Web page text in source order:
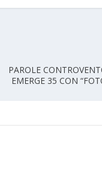
PAROLE
EMERGE 35 CON